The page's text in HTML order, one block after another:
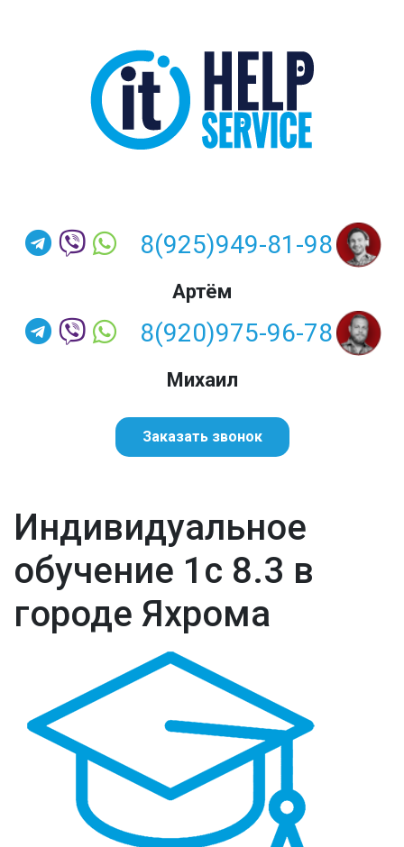
8(925)949-81-98
Артём
8(920)975-96-78
Михаил
Заказать звонок
Индивидуальное
обучение 1с 8.3 в
городе Яхрома